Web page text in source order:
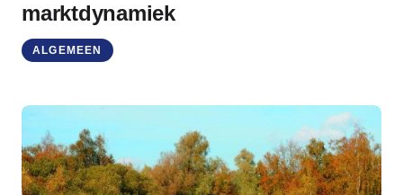
marktdynamiek
ALGEMEEN